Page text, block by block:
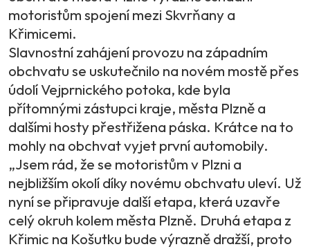
motoristům spojení mezi Skvrňany a
Křimicemi.
Slavnostní zahájení provozu na západním
obchvatu se uskutečnilo na novém mostě přes
údolí Vejprnického potoka, kde byla
přítomnými zástupci kraje, města Plzně a
dalšími hosty přestřižena páska. Krátce na to
mohly na obchvat vyjet první automobily.
„Jsem rád, že se motoristům v Plzni a
nejbližším okolí díky novému obchvatu uleví. Už
nyní se připravuje další etapa, která uzavře
celý okruh kolem města Plzně. Druhá etapa z
Křimic na Košutku bude výrazně dražší, proto